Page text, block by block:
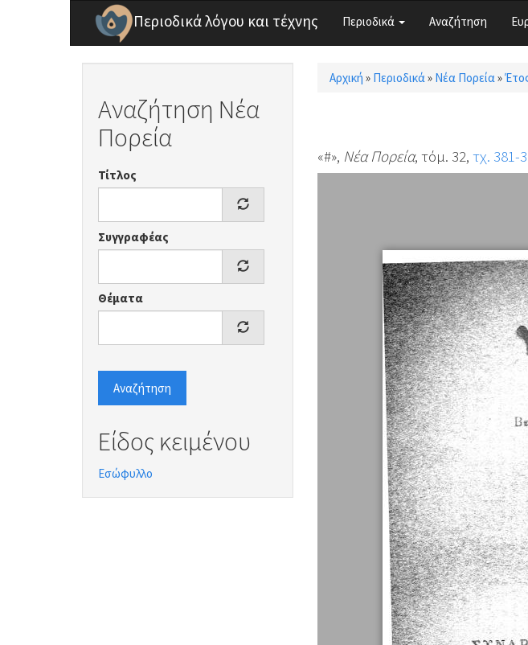
Παράκαμψη προς το κυρίως περιεχόμενο
Περιοδικά λόγου και τέχνης Περιοδικά Αναζήτηση
Αναζήτηση Νέα
Πορεία
Τίτλος
Συγγραφέας
Θέματα
Αναζήτηση
Είδος κειμένου
Εσώφυλλο
Είστε εδώ
Αρχική » Περιοδικά» Νέα Πορεία»
«#», Νέα Πορεία, τόμ. 32, τχ. 381-